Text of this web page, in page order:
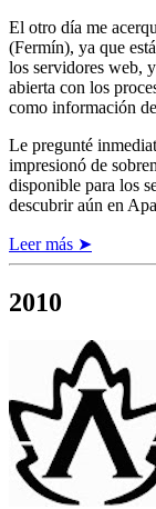
El otro día me
(Fermín), ya que
los servidores web,
abierta con los
como información
Le pregunté
impresionó de
disponible para los
descubrir aún en
Leer más ➤
2010